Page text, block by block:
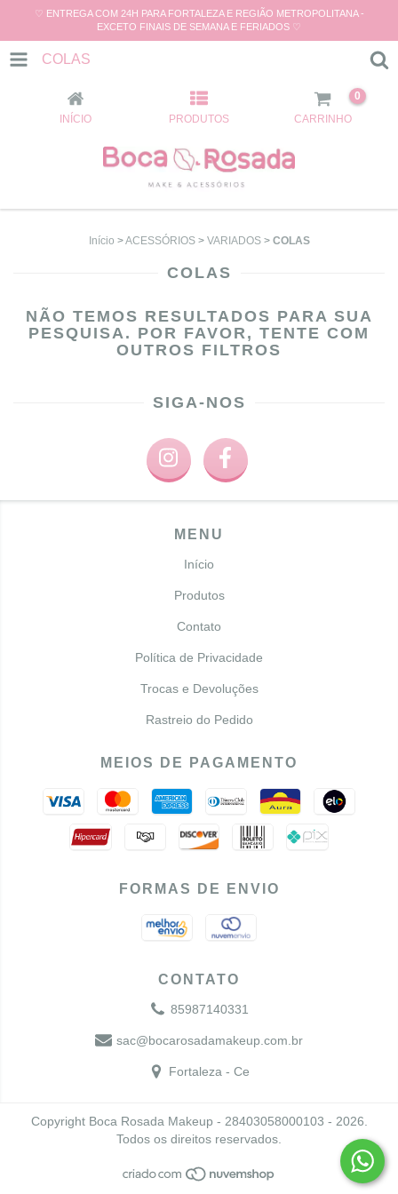
♡ ENTREGA COM 24H PARA FORTALEZA E REGIÃO METROPOLITANA -
EXCETO FINAIS DE SEMANA E FERIADOS ♡
COLAS
INÍCIO PRODUTOS CARRINHO
0
Início >ACESSÓRIOS > VARIADOS > COLAS
COLAS
NÃO TEMOS RESULTADOS PARA SUA
PESQUISA. POR FAVOR, TENTE COM
OUTROS FILTROS
SIGA-NOS
MENU
Início
Produtos
Contato
Política de Privacidade
Trocas e Devoluções
Rastreio do Pedido
MEIOS DE PAGAMENTO
FORMAS DE ENVIO
CONTATO
85987140331
sac@bocarosadamakeup.com.br
Fortaleza - Ce
Copyright Boca Rosada Makeup - 28403058000103 - 2026.
Todos os direitos reservados.